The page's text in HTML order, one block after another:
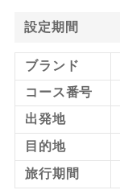
設定期間
ブランド
コース番号
出発地
目的地
旅行期間
1名様1室同代
ご夫婦限定
女性限定